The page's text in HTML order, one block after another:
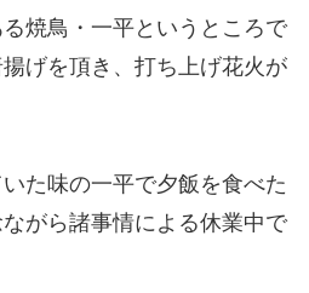
焼鳥・一平というところで
げを頂き、打ち上げ花火が
いた味の一平で夕飯を食べた
がら諸事情による休業中で